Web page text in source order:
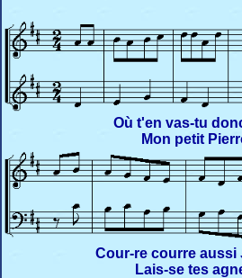
Où t'en vas-tu
Mon petit
Cour-re courre aussi
Lais-se tes